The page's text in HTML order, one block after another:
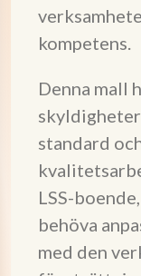
kompetens.
Denna mall
standard
LSS-
behöva
med den